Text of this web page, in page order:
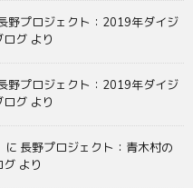
野プロジェクト：2019年ダイジ
ログ より
野プロジェクト：2019年ダイジ
ログ より
に 長野プロジェクト：青木村の
グ より